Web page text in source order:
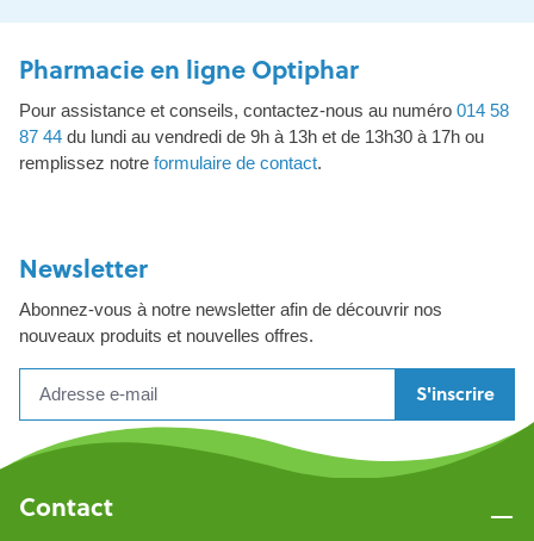
Pharmacie en ligne Optiphar
Pour assistance et conseils, contactez-nous au numéro 014 58
87 44 du lundi au vendredi de 9h à 13h et de 13h30 à 17h ou
remplissez notre formulaire de contact.
Newsletter
Abonnez-vous à notre newsletter afin de découvrir nos
nouveaux produits et nouvelles offres.
S'inscrire
Contact